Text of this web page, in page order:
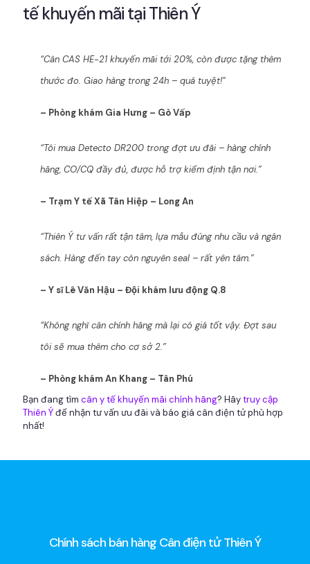
tế khuyến mãi tại Thiên Ý
“Cân CAS HE-21 khuyến mãi tới 20%, còn được tặng thêm
thước đo. Giao hàng trong 24h – quá tuyệt!”
– Phòng khám Gia Hưng – Gò Vấp
“Tôi mua Detecto DR200 trong đợt ưu đãi – hàng chính
hãng, CO/CQ đầy đủ, được hỗ trợ kiểm định tận nơi.”
– Trạm Y tế Xã Tân Hiệp – Long An
“Thiên Ý tư vấn rất tận tâm, lựa mẫu đúng nhu cầu và ngân
sách. Hàng đến tay còn nguyên seal – rất yên tâm.”
– Y sĩ Lê Văn Hậu – Đội khám lưu động Q.8
“Không nghĩ cân chính hãng mà lại có giá tốt vậy. Đợt sau
tôi sẽ mua thêm cho cơ sở 2.”
– Phòng khám An Khang – Tân Phú
Bạn đang tìm cân y tế khuyến mãi chính hãng? Hãytruy cập
Thiên Ýđể nhận tư vấn ưu đãi và báo giá cân điện tử phù hợp
nhất!
Chính sách bán hàng Cân điện tử Thiên Ý